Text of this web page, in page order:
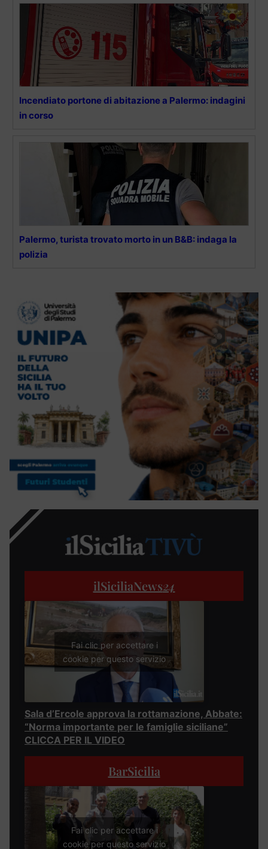
Incendiato portone di abitazione a Palermo: indagini
in corso
Palermo, turista trovato morto in un B&B: indaga la
polizia
ilSiciliaNews24
Fai clic per accettare i
cookie per questo servizio
Sala d’Ercole approva la rottamazione, Abbate:
“Norma importante per le famiglie siciliane”
CLICCA PER IL VIDEO
BarSicilia
Fai clic per accettare i
cookie per questo servizio